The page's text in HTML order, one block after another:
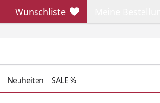
Wunschliste
Wunschliste
Neuheiten SALE %